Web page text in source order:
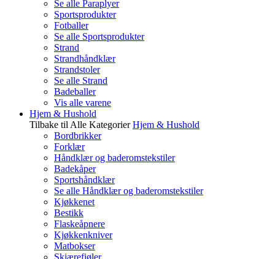
Se alle Paraplyer
Sportsprodukter
Fotballer
Se alle Sportsprodukter
Strand
Strandhåndklær
Strandstoler
Se alle Strand
Badeballer
Vis alle varene
Hjem & Hushold
Tilbake til Alle Kategorier Hjem & Hushold
Bordbrikker
Forklær
Håndklær og baderomstekstiler
Badekåper
Sportshåndklær
Se alle Håndklær og baderomstekstiler
Kjøkkenet
Bestikk
Flaskeåpnere
Kjøkkenkniver
Matbokser
Skjærefjøler